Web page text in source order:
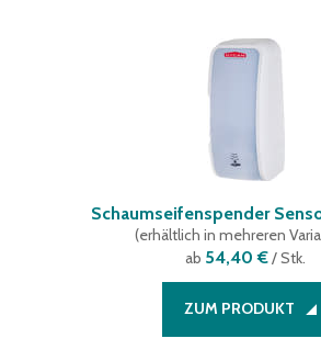
Schaumseifenspender
(erhältlich in mehreren
ab 54,40 €/ Stk.
ZUM PRODUKT